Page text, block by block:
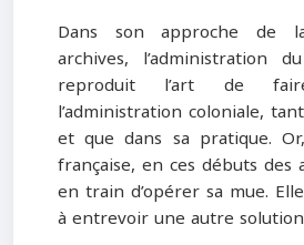
Dans son approche de
archives, l’administration
reproduit l’art de
l’administration coloniale,
et que dans sa pratique.
française, en ces débuts des
en train d’opérer sa mue.
à entrevoir une autre